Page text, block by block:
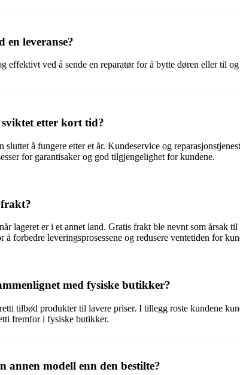
leveranse?
effektivt ved å sende en reparatør for å bytte døren eller til
etter kort tid?
å fungere etter et år. Kundeservice og
for garantisaker og god tilgjengelighet for kundene.
lageret er i et annet land. Gratis frakt ble nevnt som årsak
forbedre leveringsprosessene og redusere ventetiden for
med fysiske butikker?
tilbød produkter til lavere priser. I tillegg roste kundene
fremfor i fysiske butikker.
annen modell enn den bestilte?